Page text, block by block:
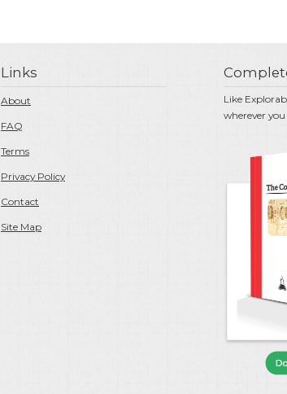
Links
About
FAQ
Terms
Privacy Policy
Contact
Site Map
Like
wherever you